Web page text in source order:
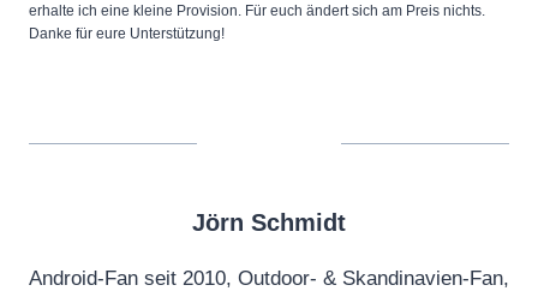
erhalte ich eine kleine Provision. Für euch ändert sich am Preis nichts.
Danke für eure Unterstützung!
Jörn Schmidt
Android-Fan seit 2010, Outdoor- & Skandinavien-Fan,